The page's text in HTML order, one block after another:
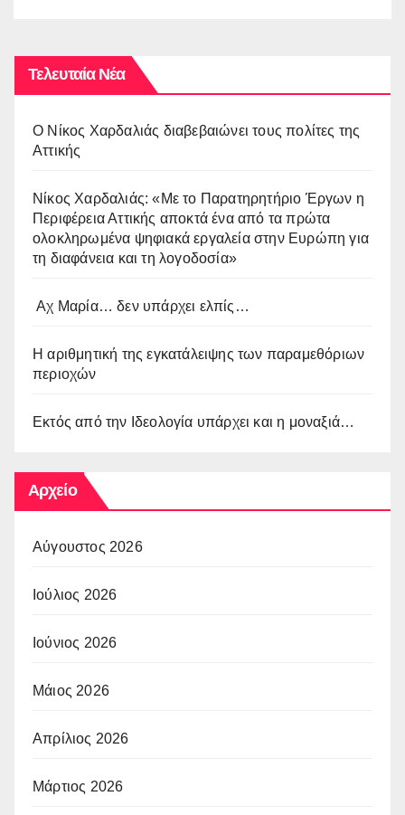
Τελευταία Νέα
O Νίκος Χαρδαλιάς διαβεβαιώνει τους πολίτες της
Αττικής
Νίκος Χαρδαλιάς: «Με το Παρατηρητήριο Έργων η
Περιφέρεια Αττικής αποκτά ένα από τα πρώτα
ολοκληρωμένα ψηφιακά εργαλεία στην Ευρώπη για
τη διαφάνεια και τη λογοδοσία»
Αχ Μαρία… δεν υπάρχει ελπίς…
Η αριθμητική της εγκατάλειψης των παραμεθόριων
περιοχών
Εκτός από την Ιδεολογία υπάρχει και η μοναξιά…
Αρχείο
Αύγουστος 2026
Ιούλιος 2026
Ιούνιος 2026
Μάιος 2026
Απρίλιος 2026
Μάρτιος 2026